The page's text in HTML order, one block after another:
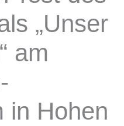
„Unser
am
in Hohen